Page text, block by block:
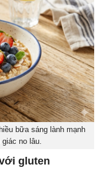
bữa sáng lành mạnh
no lâu.
gluten